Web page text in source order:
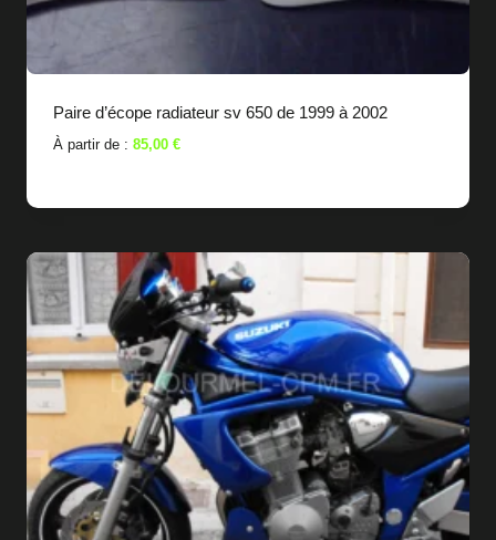
Paire d’écope radiateur sv 650 de 1999 à 2002
À partir de : 85,00 €